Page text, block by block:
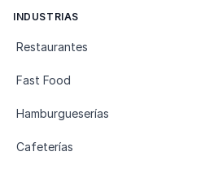
INDUSTRIAS
Restaurantes
Fast Food
Hamburgueserías
Cafeterías